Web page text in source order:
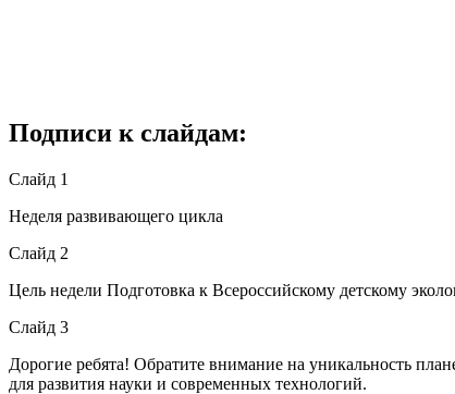
Подписи к слайдам:
Слайд 1
Неделя развивающего цикла
Слайд 2
Цель недели Подготовка к Всероссийскому детскому
Слайд 3
Дорогие ребята! Обратите внимание на уникальность
для развития науки и современных технологий.